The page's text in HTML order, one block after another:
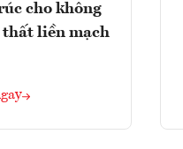
cho không
liền mạch